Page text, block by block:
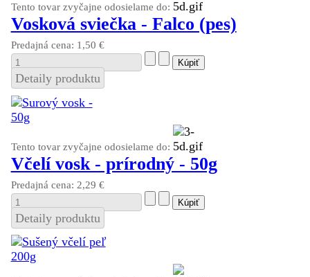
Tento tovar zvyčajne odosielame do:
Vosková sviečka - Falco (pes)
Predajná cena: 1,50 €
Detaily produktu
Tento tovar zvyčajne odosielame do:
Včelí vosk - prírodný - 50g
Predajná cena: 2,29 €
Detaily produktu